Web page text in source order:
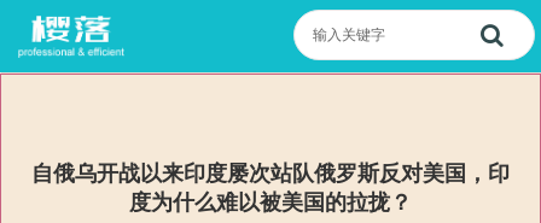
自俄乌开战以来印度屡次站队俄罗斯反对美国，印
度为什么难以被美国的拉拢？